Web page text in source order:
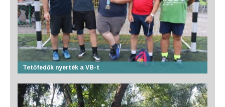
Tetőfedők nyerték a VB-t